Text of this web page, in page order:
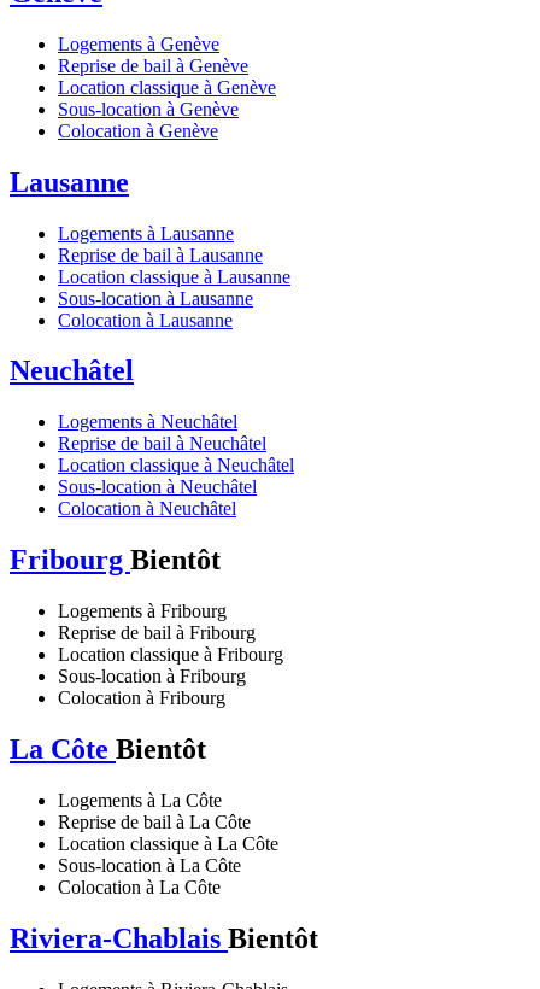
Logements à Genève
Reprise de bail à Genève
Location classique à Genève
Sous-location à Genève
Colocation à Genève
Lausanne
Logements à Lausanne
Reprise de bail à Lausanne
Location classique à Lausanne
Sous-location à Lausanne
Colocation à Lausanne
Neuchâtel
Logements à Neuchâtel
Reprise de bail à Neuchâtel
Location classique à Neuchâtel
Sous-location à Neuchâtel
Colocation à Neuchâtel
Fribourg Bientôt
Logements à Fribourg
Reprise de bail à Fribourg
Location classique à Fribourg
Sous-location à Fribourg
Colocation à Fribourg
La Côte Bientôt
Logements à La Côte
Reprise de bail à La Côte
Location classique à La Côte
Sous-location à La Côte
Colocation à La Côte
Riviera-Chablais Bientôt